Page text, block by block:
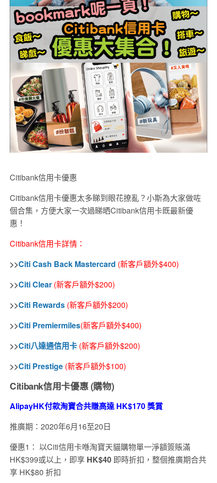
Citibank信用卡優惠
Citibank信用卡優惠太多睇到眼花撩亂？小斯為大家做咗
個合集，方便大家一次過睇晒Citibank信用卡既最新優
惠！
Citibank信用卡詳情：
>>Citi Cash Back Mastercard (新客戶額外$400)
>>Citi Clear (新客戶額外$200)
>>Citi Rewards (新客戶額外$200)
>>Citi Premiermiles(新客戶額外$400)
>>Citi八達通信用卡 (新客戶額外$200)
>>Citi Prestige (新客戶額外$100)
Citibank信用卡優惠 (購物)
AlipayHK付款淘寶合共賺高達 HK$170 獎賞
推廣期：2020年6月16至20日
優惠1： 以Citi信用卡喺淘寶天貓購物單一淨額簽賬滿
HK$399或以上，即享 HK$40 即時折扣，整個推廣期合共
享 HK$80 折扣